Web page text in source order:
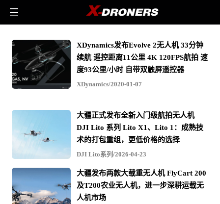
XDynamics
相
关
人
文
章
与
视
频
XDynamics发布Evolve 2无人机 33分钟
续航 遥控距离11公里 4K 120FPS航拍 速
度93公里/小时 自带双触屏遥控器
XDynamics/2020-01-07
大疆正式发布全新入门级航拍无人机
DJI Lito 系列 Lito X1、Lito 1：成熟技
术的打包重组，更低价格的选择
DJI Lito系列/2026-04-23
大疆发布两款大载重无人机 FlyCart 200
及T200农业无人机，进一步深耕运载无
人机市场